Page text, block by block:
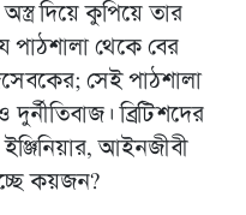
দিয়ে কুপিয়ে তার
পাঠশালা থেকে বের
সেই পাঠশালা
ব্রিটিশদের
ইঞ্জিনিয়ার, আইনজীবী
কয়জন?